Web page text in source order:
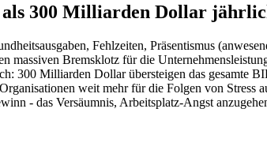
als 300 Milliarden Dollar
Fehlzeiten, Präsentismus
massiven Bremsklotz für die
300 Milliarden Dollar übersteigen das gesamte
weit mehr für die Folgen von Stress
- das Versäumnis, Arbeitsplatz-Angst